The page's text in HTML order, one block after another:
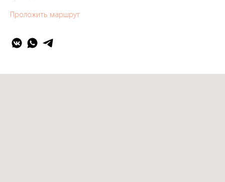
Проложить маршрут